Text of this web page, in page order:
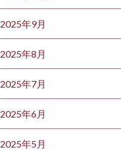
2025年9月
2025年8月
2025年7月
2025年6月
2025年5月